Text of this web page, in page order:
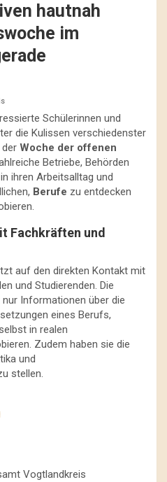
hautnah
im
Schülerinnen und
die Kulissen verschiedenster
Woche der offenen
Betriebe, Behörden
ihren Arbeitsalltag und
Berufe zu entdecken
Fachkräften und
auf den direkten Kontakt mit
und Studierenden. Die
Informationen über die
eines Berufs,
in realen
Zudem haben sie die
und
stellen.
Vogtlandkreis